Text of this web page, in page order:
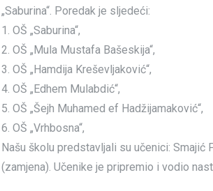
„Saburina“. Poredak je sljedeći:
1. OŠ „Saburina“,
2. OŠ „Mula Mustafa Bašeskija“,
3. OŠ „Hamdija Kreševljaković“,
4. OŠ „Edhem Mulabdić“,
5. OŠ „Šejh Muhamed ef Hadžijamaković“,
6. OŠ „Vrhbosna“,
Našu školu predstavljali su učenici: Smajić
(zamjena). Učenike je pripremio i vodio